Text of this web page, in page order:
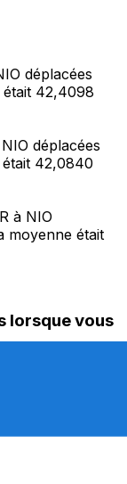
déplacées
42,4098
déplacées
42,0840
à NIO
moyenne était
lorsque vous